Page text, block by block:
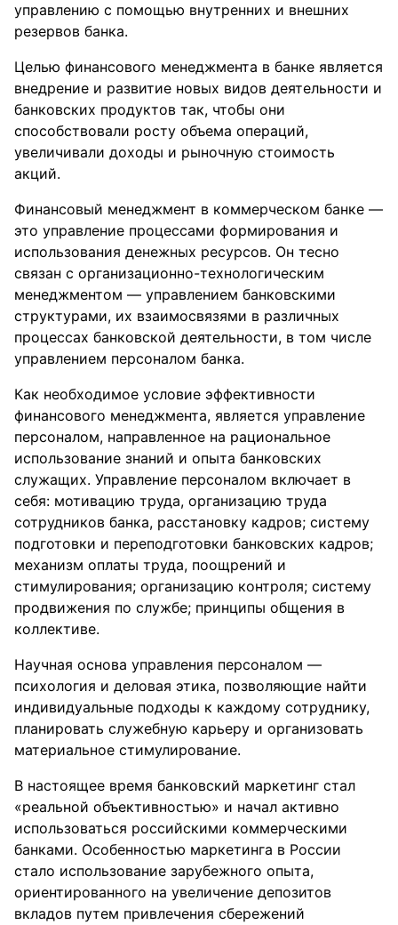
управлению с помощью внутренних и внешних
резервов банка.
Целью финансового менеджмента в банке является
внедрение и развитие новых видов деятельности и
банковских продуктов так, чтобы они
способствовали росту объема операций,
увеличивали доходы и рыночную стоимость
акций.
Финансовый менеджмент в коммерческом банке —
это управление процессами формирования и
использования денежных ресурсов. Он тесно
связан с организационно-технологическим
менеджментом — управлением банковскими
структурами, их взаимосвязями в различных
процессах банковской деятельности, в том числе
управлением персоналом банка.
Как необходимое условие эффективности
финансового менеджмента, является управление
персоналом, направленное на рациональное
использование знаний и опыта банковских
служащих. Управление персоналом включает в
себя: мотивацию труда, организацию труда
сотрудников банка, расстановку кадров; систему
подготовки и переподготовки банковских кадров;
механизм оплаты труда, поощрений и
стимулирования; организацию контроля; систему
продвижения по службе; принципы общения в
коллективе.
Научная основа управления персоналом —
психология и деловая этика, позволяющие найти
индивидуальные подходы к каждому сотруднику,
планировать служебную карьеру и организовать
материальное стимулирование.
В настоящее время банковский маркетинг стал
«реальной объективностью» и начал активно
использоваться российскими коммерческими
банками. Особенностью маркетинга в России
стало использование зарубежного опыта,
ориентированного на увеличение депозитов
вкладов путем привлечения сбережений